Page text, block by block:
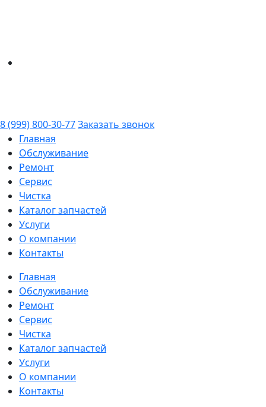
8 (999) 800-30-77Заказать звонок
Главная
Обслуживание
Ремонт
Сервис
Чистка
Каталог запчастей
Услуги
О компании
Контакты
Главная
Обслуживание
Ремонт
Сервис
Чистка
Каталог запчастей
Услуги
О компании
Контакты